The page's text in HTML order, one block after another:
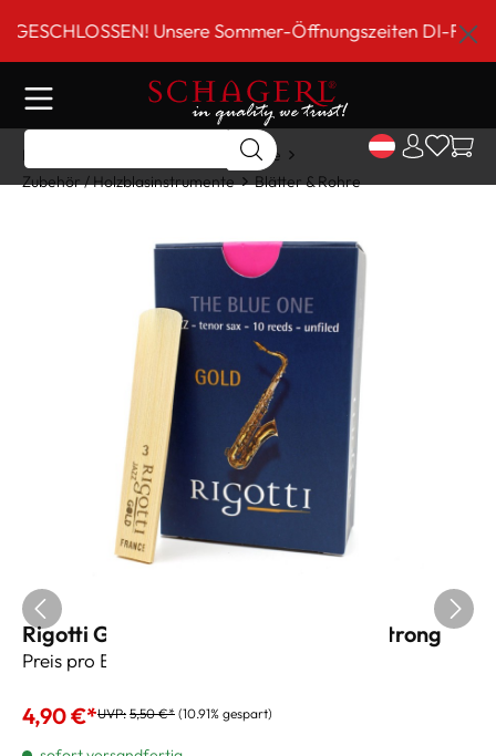
springenUnsere Sommer-Öffnungszeiten DI-FR 9
Home
Holzblasinstrumente
Zubehör / Holzblasinstrumente
Blätter & Rohre
Rigotti Gold Jazz Tenorsaxblätter 2 strong
Preis pro Blatt
4,90 €*UVP: 5,50 €* (10.91% gespart)